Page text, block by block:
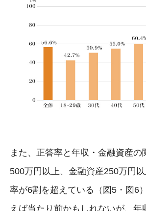
また、正答率と年収・金融資産の
500万円以上、金融資産250万円
率が6割を超えている（図5・図6
えば当たり前かもしれないが、年